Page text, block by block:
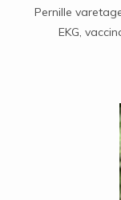
Pernille
EKG,